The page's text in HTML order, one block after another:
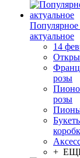
Популярное
актуальное
14
розы
розы
+